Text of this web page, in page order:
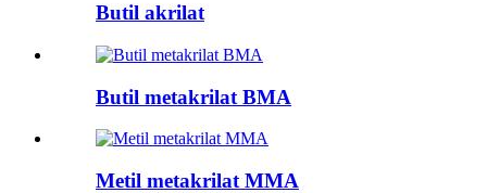
Butil akrilat
Butil metakrilat BMA
Metil metakrilat MMA